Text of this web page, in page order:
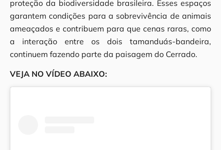
proteção da biodiversidade brasileira. Esses espaços
garantem condições para a sobrevivência de animais
ameaçados e contribuem para que cenas raras, como
a interação entre os dois tamanduás-bandeira,
continuem fazendo parte da paisagem do Cerrado.
VEJA NO VÍDEO ABAIXO: